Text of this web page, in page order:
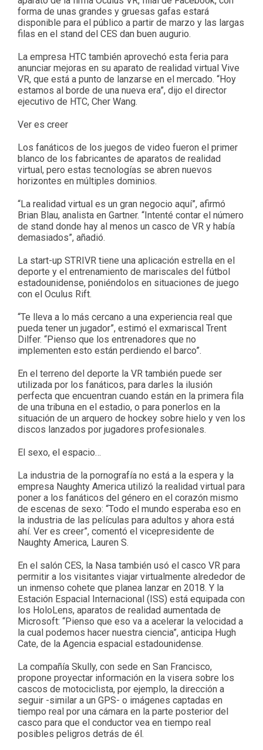
forma de unas grandes y gruesas gafas estará
disponible para el público a partir de marzo y las largas
filas en el stand del CES dan buen augurio.
La empresa HTC también aprovechó esta feria para
anunciar mejoras en su aparato de realidad virtual Vive
VR, que está a punto de lanzarse en el mercado. “Hoy
estamos al borde de una nueva era”, dijo el director
ejecutivo de HTC, Cher Wang.
Ver es creer
Los fanáticos de los juegos de video fueron el primer
blanco de los fabricantes de aparatos de realidad
virtual, pero estas tecnologías se abren nuevos
horizontes en múltiples dominios.
“La realidad virtual es un gran negocio aquí”, afirmó
Brian Blau, analista en Gartner. “Intenté contar el número
de stand donde hay al menos un casco de VR y había
demasiados”, añadió.
La start-up STRIVR tiene una aplicación estrella en el
deporte y el entrenamiento de mariscales del fútbol
estadounidense, poniéndolos en situaciones de juego
con el Oculus Rift.
“Te lleva a lo más cercano a una experiencia real que
pueda tener un jugador”, estimó el exmariscal Trent
Dilfer. “Pienso que los entrenadores que no
implementen esto están perdiendo el barco”.
En el terreno del deporte la VR también puede ser
utilizada por los fanáticos, para darles la ilusión
perfecta que encuentran cuando están en la primera fila
de una tribuna en el estadio, o para ponerlos en la
situación de un arquero de hockey sobre hielo y ven los
discos lanzados por jugadores profesionales.
El sexo, el espacio…
La industria de la pornografía no está a la espera y la
empresa Naughty America utilizó la realidad virtual para
poner a los fanáticos del género en el corazón mismo
de escenas de sexo: “Todo el mundo esperaba eso en
la industria de las películas para adultos y ahora está
ahí. Ver es creer”, comentó el vicepresidente de
Naughty America, Lauren S.
En el salón CES, la Nasa también usó el casco VR para
permitir a los visitantes viajar virtualmente alrededor de
un inmenso cohete que planea lanzar en 2018. Y la
Estación Espacial Internacional (ISS) está equipada con
los HoloLens, aparatos de realidad aumentada de
Microsoft: “Pienso que eso va a acelerar la velocidad a
la cual podemos hacer nuestra ciencia”, anticipa Hugh
Cate, de la Agencia espacial estadounidense.
La compañía Skully, con sede en San Francisco,
propone proyectar información en la visera sobre los
cascos de motociclista, por ejemplo, la dirección a
seguir -similar a un GPS- o imágenes captadas en
tiempo real por una cámara en la parte posterior del
casco para que el conductor vea en tiempo real
posibles peligros detrás de él.